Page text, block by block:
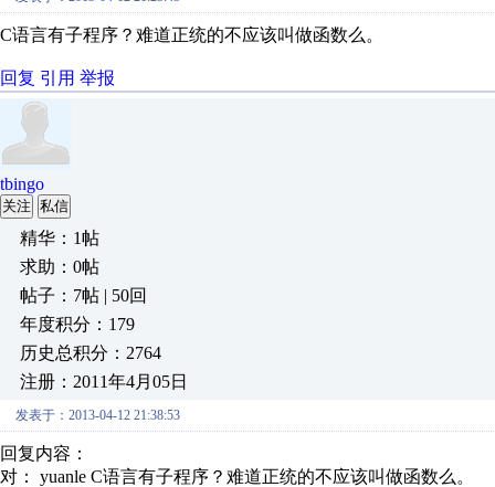
C语言有子程序？难道正统的不应该叫做函数么。
回复 引用 举报
tbingo
关注 私信
精华：1帖
求助：0帖
帖子：7帖 | 50回
年度积分：179
历史总积分：2764
注册：2011年4月05日
发表于：2013-04-12 21:38:53
回复内容：
对： yuanle C语言有子程序？难道正统的不应该叫做函数么